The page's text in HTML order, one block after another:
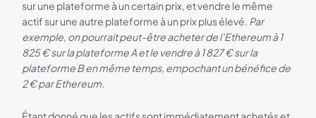
sur une plateforme à un certain prix, et vendre le même
actif sur une autre plateforme à un prix plus élevé. Par
exemple, on pourrait peut-être acheter de l’Ethereum à 1
825 € sur la plateforme A et le vendre à 1 827 € sur la
plateforme B en même temps, empochant un bénéfice de
2 € par Ethereum.